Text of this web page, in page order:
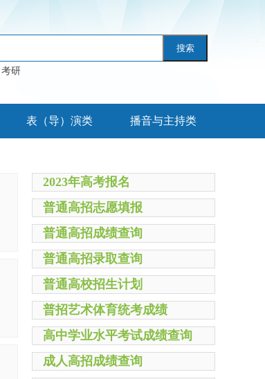
搜索
考研
表（导）演类 播音与主持类
2023年高考报名
普通高招志愿填报
普通高招成绩查询
普通高招录取查询
普通高校招生计划
普招艺术体育统考成绩
高中学业水平考试成绩查询
成人高招成绩查询